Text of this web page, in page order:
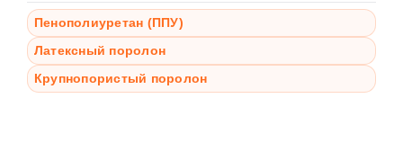
Пенополиуретан (ППУ)
Латексный поролон
Крупнопористый поролон